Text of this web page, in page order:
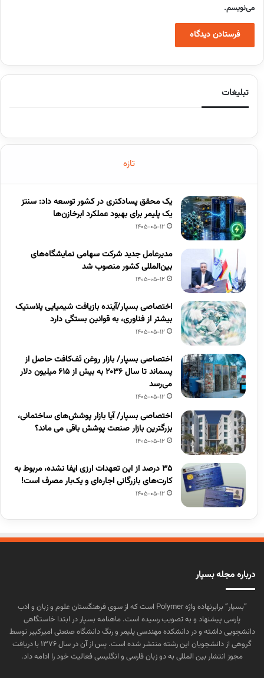
می‌نویسم.
تبلیغات
تازه
یک محقق پسادکتری در کشور توسعه داد: سنتز
یک پلیمر برای بهبود عملکرد ابرخازن‌ها
1405-05-12
مدیرعامل جدید شرکت سهامی نمایشگاه‌های
بین‌المللی کشور منصوب شد
1405-05-12
اختصاصی بسپار/آینده بازیافت شیمیایی پلاستیک
بیشتر از فناوری، به قوانین بستگی دارد
1405-05-12
اختصاصی بسپار/ بازار روغن تَف‌کافت حاصل از
پسماند تا سال ۲۰۳۶ به بیش از ۶۱۵ میلیون دلار
می‌رسد
1405-05-12
اختصاصی بسپار/ آیا بازار پوشش‌های ساختمانی،
بزرگترین بازار صنعت پوشش باقی می ماند؟
1405-05-12
۳۵ درصد از این تعهدات ارزی ایفا نشده، مربوط به
کارت‌های بازرگانی اجاره‌ای و یک‌بار مصرف است!
1405-05-12
درباره مجله بسپار
“بسپار” برابرنهاده واژه Polymer است که از سوی فرهنگستان علوم و زبان و ادب
پارسی پیشنهاد و به تصویب رسیده است. ماهنامه بسپار در ابتدا خاستگاهی
دانشجویی داشته و در دانشکده مهندسی پلیمر و رنگ دانشگاه صنعتی امیرکبیر توسط
گروهی از دانشجویان این رشته منتشر شده است. پس از آن در سال ۱۳۷۶ با دریافت
مجوز انتشار بین المللی به دو زبان فارسی و انگلیسی فعالیت خود را ادامه داد.